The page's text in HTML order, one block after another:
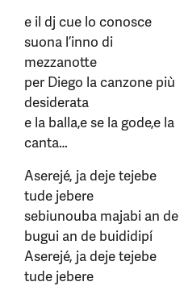
e il dj cue lo conosce
suona l’inno di
mezzanotte
per Diego la canzone più
desiderata
e la balla,e se la gode,e la
canta…
Aserejé, ja deje tejebe
tude jebere
sebiunouba majabi an de
bugui an de buididipí
Aserejé, ja deje tejebe
tude jebere